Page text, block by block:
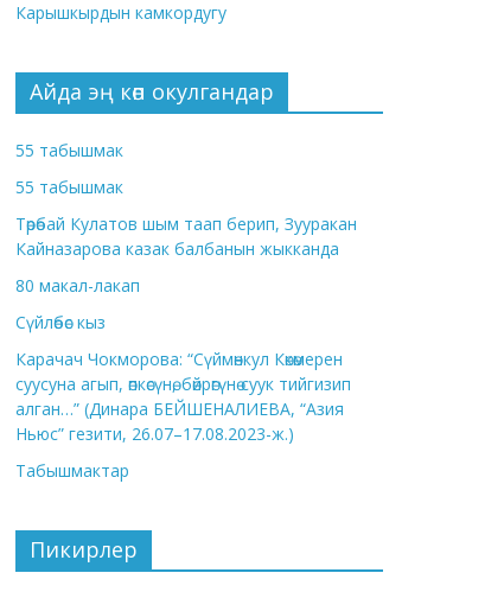
Карышкырдын камкордугу
Айда эң көп окулгандар
55 табышмак
55 табышмак
Төрөбай Кулатов шым таап берип, Зууракан
Кайназарова казак балбанын жыкканда
80 макал-лакап
Сүйлөбөс кыз
Карачач Чокморова: “Сүймөнкул Көкөмерен
суусуна агып, өпкөсүнө, бөйрөгүнө суук тийгизип
алган…” (Динара БЕЙШЕНАЛИЕВА, “Азия
Ньюс” гезити, 26.07–17.08.2023-ж.)
Табышмактар
Пикирлер